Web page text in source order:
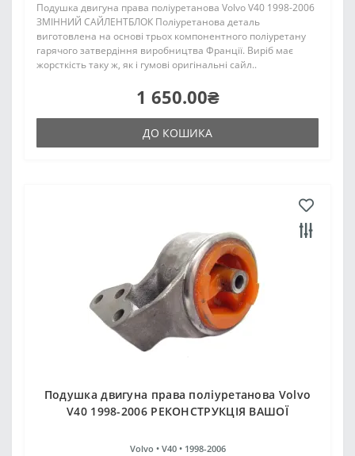
Подушка двигуна права поліуретанова Volvo V40 1998-2006
ЗМІННИЙ САЙЛЕНТБЛОК Поліуретанова деталь
виготовлена на основі трьох компонентного поліуретану
гарячого затвердіння виробництва Франції. Виріб має
жорсткість таку ж, як і гумові оригінальні сайл..
1 650.00₴
ДО КОШИКА
Подушка двигуна права поліуретанова Volvo
V40 1998-2006 РЕКОНСТРУКЦІЯ ВАШОЇ
Volvo • V40 • 1998-2006